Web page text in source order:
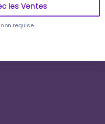
les Ventes
requise